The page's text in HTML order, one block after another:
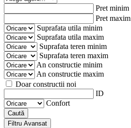
Pret minim
Pret maxim
Suprafata utila minim
Suprafata utila maxim
Suprafata teren minim
Suprafata teren maxim
An constructie minim
An constructie maxim
Doar constructii noi
ID
Confort
Caută
Filtru Avansat